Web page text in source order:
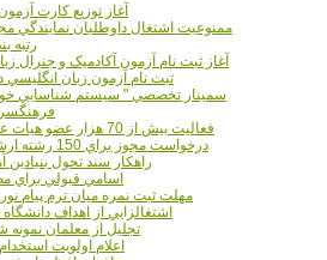
آغاز توزيع کارت
ممنوعيت اشتغال داوطلبان نمايندگي
رتبه
آغاز ثبت نام آزمون آکادميک و جنرال
ثبت نام آزمون زبان انگليسي
سمينار تخصصي " سيستم شناسايي
فعاليت بيش از 70 هزار عضو هيات علمي در دانشگاه آزاد
درخواست مجوز براي 150 رشته ارشد علوم پزشکي آزاد
40 راهکار سند تحول
اسامي قبولي براي
مهلت ثبت نمره میان ترم پیام نور
اشتغالزايي از اهداف
تجليل از معلمان
اعلام اولويت استخدام پيماني